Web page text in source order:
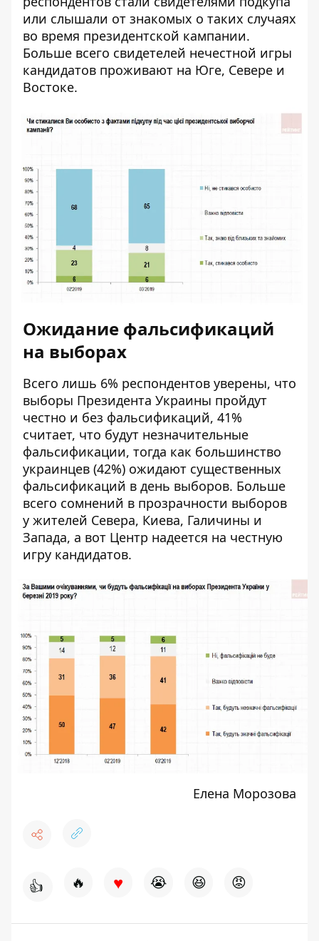
или слышали от знакомых о таких случаях
во время президентской кампании.
Больше всего свидетелей нечестной игры
кандидатов проживают на Юге, Севере и
Востоке.
Ожидание фальсификаций
на выборах
Всего лишь 6% респондентов уверены, что
выборы Президента Украины пройдут
честно и без фальсификаций, 41%
считает, что будут незначительные
фальсификации, тогда как большинство
украинцев (42%) ожидают существенных
фальсификаций в день выборов. Больше
всего сомнений в прозрачности выборов
у жителей Севера, Киева, Галичины и
Запада, а вот Центр надеется на честную
игру кандидатов.
Елена Морозова
👍 🔥 ♥ 😭 😆 😡